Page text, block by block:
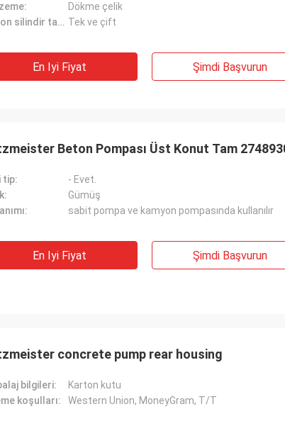
Dökme çelik
Piston silindir tabakası: Tek ve çift
En Iyi Fiyat Şimdi Başvurun
Beton Pompası Üst Konut Tam
tip:
- Evet.
Gümüş
sabit pompa ve kamyon pompasında kullanılır
En Iyi Fiyat Şimdi Başvurun
concrete pump rear housing
bilgileri:
Karton kutu
koşulları:
Western Union, MoneyGram, T/T